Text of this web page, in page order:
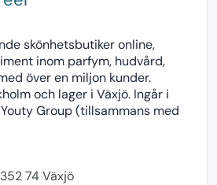
skönhetsbutiker online,
inom parfym, hudvård,
över en miljon kunder.
och lager i Växjö. Ingår i
Group (tillsammans med
74 Växjö